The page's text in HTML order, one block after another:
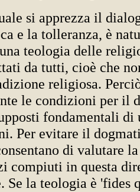
si apprezza il
e la tolleranza, è
teologia delle
da tutti, cioè che
religiosa.
le condizioni per il
fondamentali di
Per evitare il
di valutare
compiuti in questa
Se la teologia è 'fides